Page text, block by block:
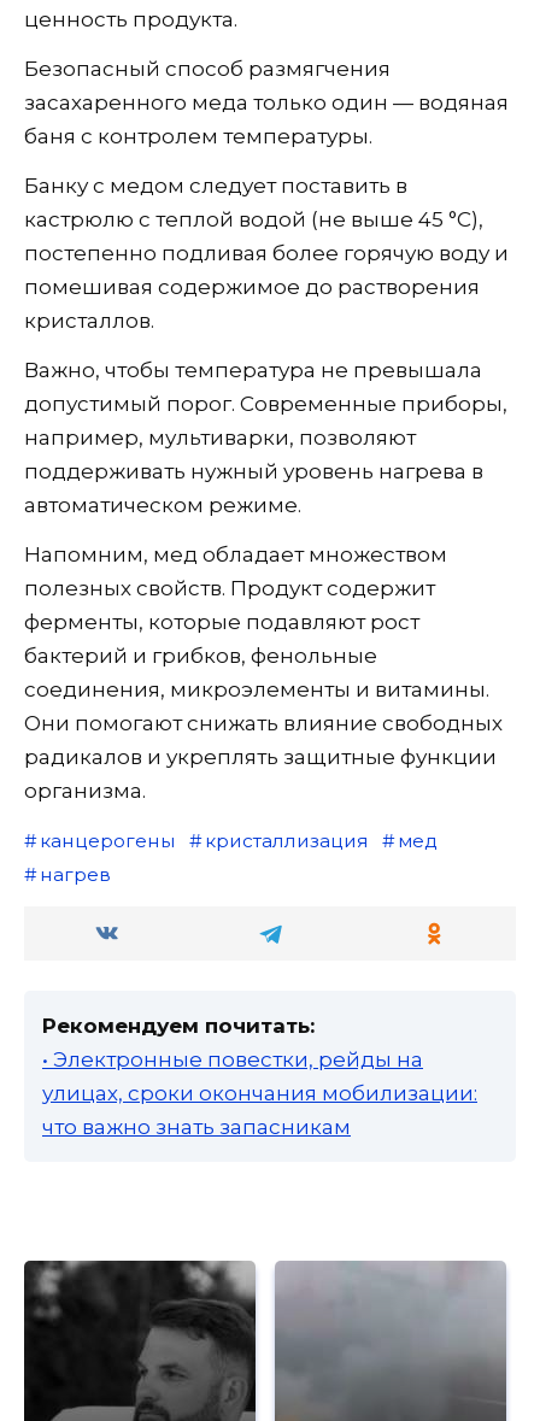
ценность продукта.
Безопасный способ размягчения
засахаренного меда только один — водяная
баня с контролем температуры.
Банку с медом следует поставить в
кастрюлю с теплой водой (не выше 45 °C),
постепенно подливая более горячую воду и
помешивая содержимое до растворения
кристаллов.
Важно, чтобы температура не превышала
допустимый порог. Современные приборы,
например, мультиварки, позволяют
поддерживать нужный уровень нагрева в
автоматическом режиме.
Напомним, мед обладает множеством
полезных свойств. Продукт содержит
ферменты, которые подавляют рост
бактерий и грибков, фенольные
соединения, микроэлементы и витамины.
Они помогают снижать влияние свободных
радикалов и укреплять защитные функции
организма.
канцерогены кристаллизация
мед
нагрев
Рекомендуем почитать:
• Электронные повестки, рейды на
улицах, сроки окончания мобилизации:
что важно знать запасникам